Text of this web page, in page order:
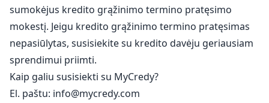
sumokėjus kredito grąžinimo termino pratęsimo
mokestį. Jeigu kredito grąžinimo termino pratęsimas
nepasiūlytas, susisiekite su kredito davėju geriausiam
sprendimui priimti.
Kaip galiu susisiekti su MyCredy?
El. paštu: info@mycredy.com